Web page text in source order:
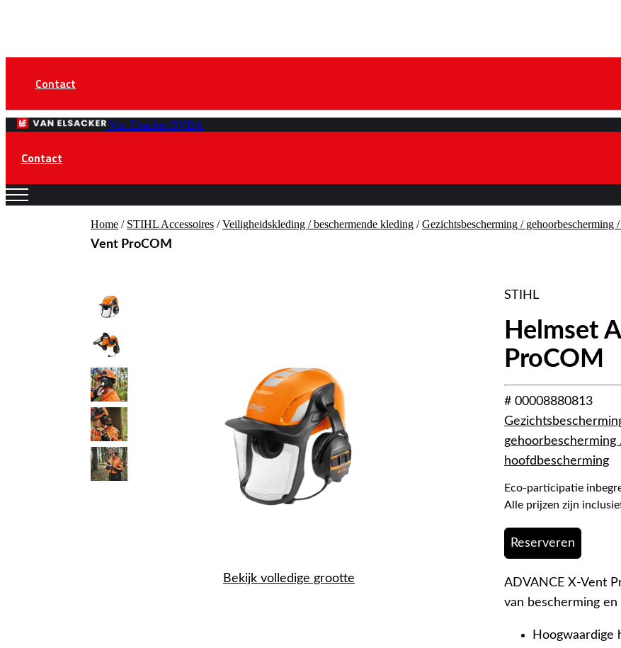
Contact
Van Elsacker BVBA
Contact
Home / STIHL Accessoires /Veiligheidskleding / beschermende kleding /Gezichtsbescherming / gehoorbescherming
Vent ProCOM
Bekijk volledige grootte
STIHL
Helmset
ProCOM
# 00008880813
gehoorbescherming
hoofdbescherming
Eco-participatie
Alle prijzen zijn
Reserveren
ADVANCE X-Vent
van bescherming
Hoogwaardige